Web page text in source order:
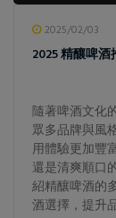
2025/02/03
2025 精釀啤
隨著啤酒文化
眾多品牌與風
用體驗更加豐
還是清爽順口
紹精釀啤酒的
酒選擇，提升